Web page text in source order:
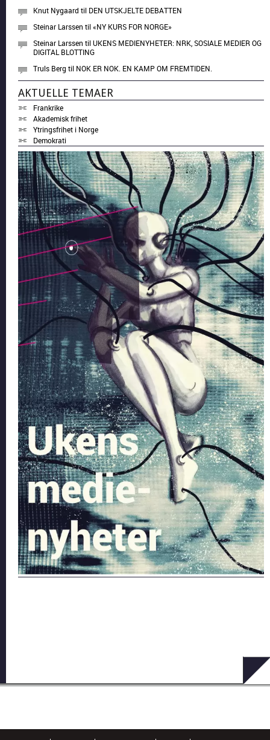
Knut Nygaard til DEN UTSKJELTE DEBATTEN
Steinar Larssen til«NY KURS FOR NORGE»
Steinar Larssen tilUKENS MEDIENYHETER: NRK, SOSIALE MEDIER OG
DIGITAL BLOTTING
Truls Berg til NOK ER NOK. EN KAMP OM FREMTIDEN.
AKTUELLE TEMAER
Frankrike
Akademisk frihet
Ytringsfrihet i Norge
Demokrati